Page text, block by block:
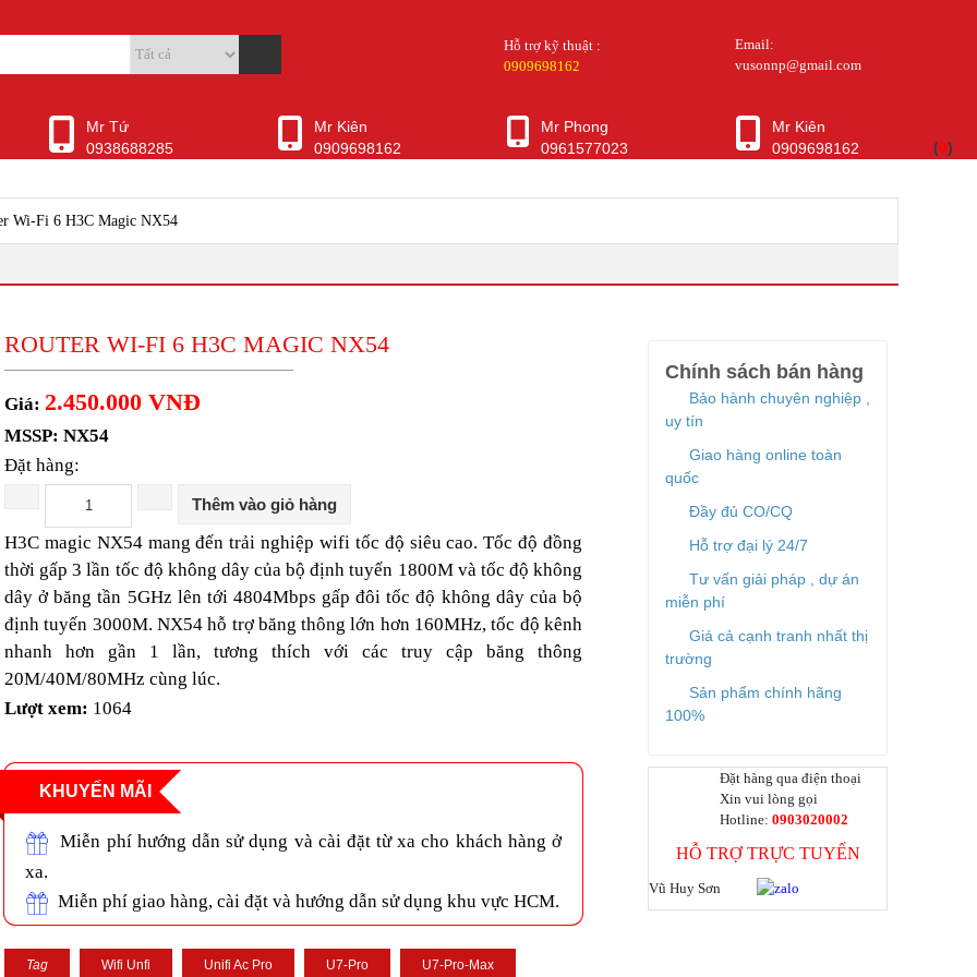
(0)
Hỗ trợ kỹ thuật :
0909698162
Email:
vusonnp@gmail.com
Mr Tứ
0938688285
Mr Kiên
0909698162
Mr Phong
0961577023
Mr Kiên
0909698162
Wi-Fi 6 H3C Magic NX54
ROUTER WI-FI 6 H3C MAGIC NX54
Giá: 2.450.000 VNĐ
MSSP: NX54
Đặt hàng:
Thêm vào giỏ hàng
H3C magic NX54 mang đến trải nghiệp wifi tốc độ siêu cao. Tốc độ đồng
thời gấp 3 lần tốc độ không dây của bộ định tuyến 1800M và tốc độ không
dây ở băng tần 5GHz lên tới 4804Mbps gấp đôi tốc độ không dây của bộ
định tuyến 3000M. NX54 hỗ trợ băng thông lớn hơn 160MHz, tốc độ kênh
nhanh hơn gần 1 lần, tương thích với các truy cập băng thông
20M/40M/80MHz cùng lúc.
Lượt xem: 1064
KHUYẾN MÃI
Miễn phí hướng dẫn sử dụng và cài đặt từ xa cho khách hàng ở
xa.
Miễn phí giao hàng, cài đặt và hướng dẫn sử dụng khu vực HCM.
Tag Wifi Unfi Unifi Ac Pro U7-Pro U7-Pro-Max
Chính sách bán hàng
Bảo hành chuyên nghiệp ,
uy tín
Giao hàng online toàn
quốc
Đầy đủ CO/CQ
Hỗ trợ đại lý 24/7
Tư vấn giải pháp , dự án
miễn phí
Giá cả cạnh tranh nhất thị
trường
Sản phẩm chính hãng
100%
Đặt hàng qua điện thoại
Xin vui lòng gọi
Hotline: 0903020002
HỖ TRỢ TRỰC TUYẾN
Vũ Huy Sơn